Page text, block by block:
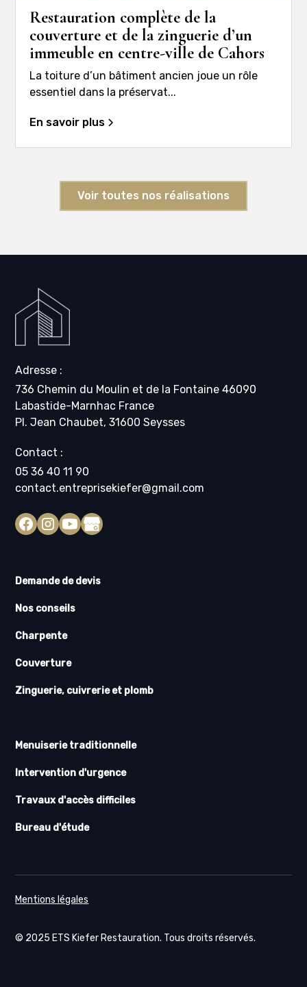
Restauration complète de la
couverture et de la zinguerie d’un
immeuble en centre-ville de Cahors
La toiture d’un bâtiment ancien joue un rôle
essentiel dans la préservat...
En savoir plus
Voir toutes nos réalisations
Adresse :
736 Chemin du Moulin et de la Fontaine 46090
Labastide-Marnhac France
Pl. Jean Chaubet, 31600 Seysses
Contact :
05 36 40 11 90
contact.entreprisekiefer@gmail.com
Demande de devis
Nos conseils
Charpente
Couverture
Zinguerie, cuivrerie et plomb
Menuiserie traditionnelle
Intervention d'urgence
Travaux d'accès difficiles
Bureau d'étude
© 2025 ETS Kiefer Restauration. Tous droits réservés.
Mentions légales